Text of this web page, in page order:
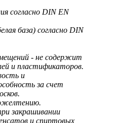
согласно DIN EN
база) согласно DIN
- не содержит
и пластификаторов.
и
за счет
закрашивании
и спиртовых